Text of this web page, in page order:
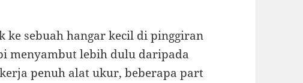
ke sebuah hangar kecil di pinggiran
menyambut lebih dulu daripada
penuh alat ukur, beberapa part